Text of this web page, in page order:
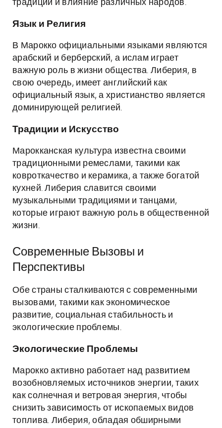
традиции и влияние различных народов.
Язык и Религия
В Марокко официальными языками являются
арабский и берберский, а ислам играет
важную роль в жизни общества. Либерия, в
свою очередь, имеет английский как
официальный язык, а христианство является
доминирующей религией.
Традиции и Искусство
Марокканская культура известна своими
традиционными ремеслами, такими как
ковроткачество и керамика, а также богатой
кухней. Либерия славится своими
музыкальными традициями и танцами,
которые играют важную роль в общественной
жизни.
Современные Вызовы и
Перспективы
Обе страны сталкиваются с современными
вызовами, такими как экономическое
развитие, социальная стабильность и
экологические проблемы.
Экологические Проблемы
Марокко активно работает над развитием
возобновляемых источников энергии, таких
как солнечная и ветровая энергия, чтобы
снизить зависимость от ископаемых видов
топлива. Либерия, обладая обширными